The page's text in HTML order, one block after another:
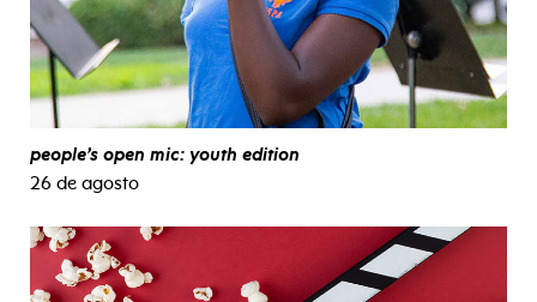
people’s open mic: youth edition
26 de agosto